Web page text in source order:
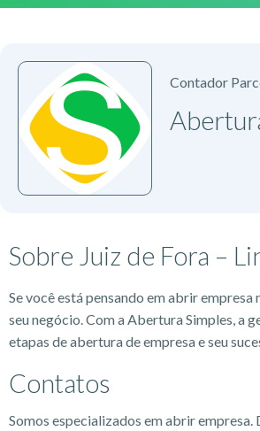
Contador
Sobre Juiz de Fora –
Se você está pensando em abrir
seu negócio. Com a Abertura Simples, a
etapas de abertura de empresa e seu
Contatos
Somos especializados em abrir